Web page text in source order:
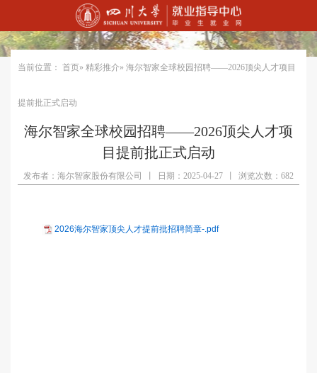
当前位置： 首页» 精彩推介» 海尔智家全球校园招聘——2026顶尖人才项目
提前批正式启动
海尔智家全球校园招聘——2026顶尖人才项
目提前批正式启动
发布者：海尔智家股份有限公司 日期：2025-04-27 浏览次数：682
2026海尔智家顶尖人才提前批招聘简章-.pdf